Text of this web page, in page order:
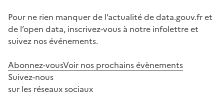
Pour ne rien manquer de l’actualité de data.gouv.fr et
de l’open data, inscrivez-vous à notre infolettre et
suivez nos événements.
Abonnez-vousVoir nos prochains évènements
Suivez-nous
sur les réseaux sociaux